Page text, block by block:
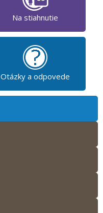
Na stiahnutie
Otázky a odpovede